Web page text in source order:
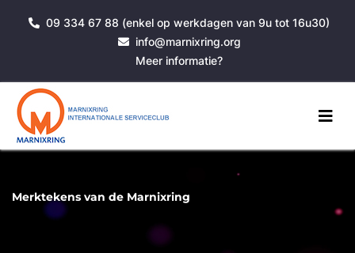
09 334 67 88 (enkel op werkdagen van 9u tot 16u30)
info@marnixring.org
Meer informatie?
Merktekens van de Marnixring